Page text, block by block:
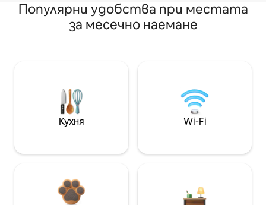
Популярни удобства при местата
за месечно наемане
Кухня Wi-Fi